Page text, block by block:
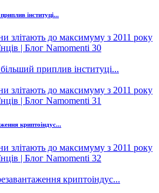
інституці...
приплив інституці...
криптоіндус...
криптоіндус...